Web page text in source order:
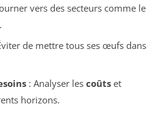
vers des secteurs comme le
.
de mettre tous ses œufs dans
: Analyser les coûtset
horizons.